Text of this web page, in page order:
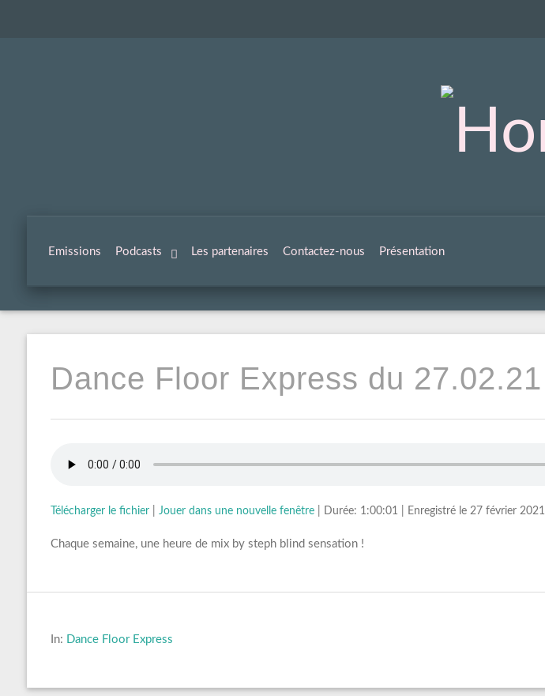
Emissions Podcasts Les partenaires Contactez-nous Présentation
Dance Floor Express du 27.02.21
Télécharger le fichier| Jouer dans une nouvelle fenêtre| Durée: 1:00:01 Enregistré le 27 février 2021
Chaque semaine, une heure de mix by steph blind sensation !
In: Dance Floor Express